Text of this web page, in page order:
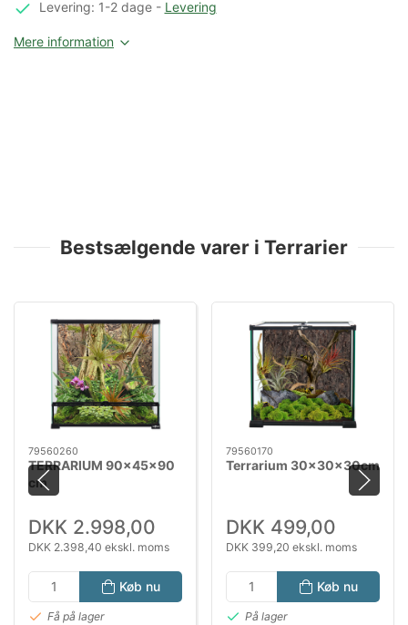
Levering: 1-2 dage- Levering
Mere information
Bestsælgende varer i Terrarier
79560260
TERRARIUM 90x45x90
cm
DKK 2.998,00
DKK 2.398,40 ekskl. moms
Køb nu
Få på lager
79560170
Terrarium 30x30x30cm
DKK 499,00
DKK 399,20 ekskl. moms
Køb nu
På lager